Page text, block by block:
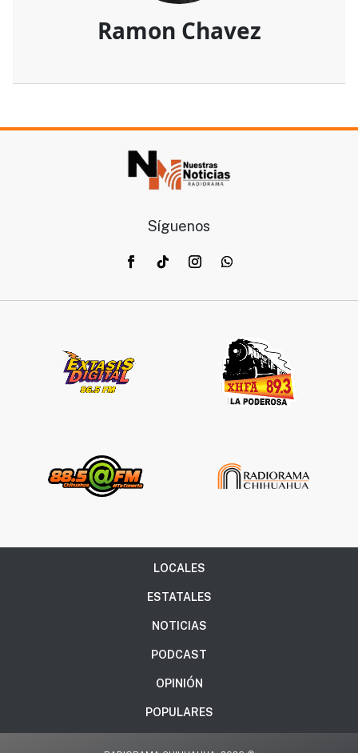
Ramon Chavez
Síguenos
LOCALES
ESTATALES
NOTICIAS
PODCAST
OPINIÓN
POPULARES